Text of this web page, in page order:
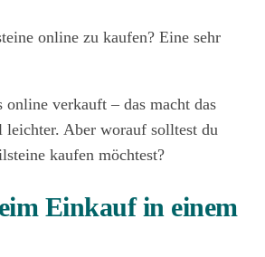
online zu kaufen? Eine sehr
verkauft – das macht das
leichter. Aber worauf solltest du
kaufen möchtest?
Einkauf in einem